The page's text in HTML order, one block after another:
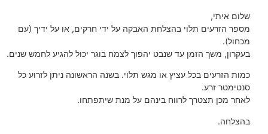
שלום איתי,
מספר הזרעים תלוי בהצלחת האבקה על ידי חרקים, או על ידיך (עם
מכחול).
בעקרון, משך הזמן עד שנבט יהפוך לצמח בוגר יכול להגיע לחמש שנים.
כמות הזרעים בכל עציץ או מגש תלוי. בשנה הראשונה ניתן לזרוע כל
סנטימטר זרע.
לאחר מכן תצטרך לרווח בינהם על מנת שיתפתחו.
בהצלחה.